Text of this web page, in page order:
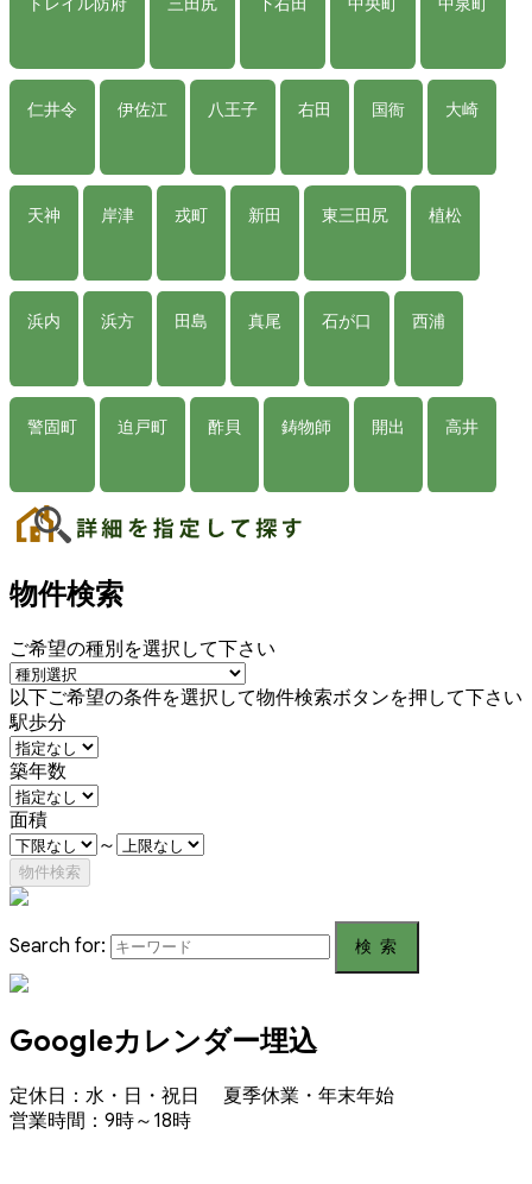
仁井令 伊佐江 八王子 右田 国衙 大崎
天神 岸津 戎町 新田 東三田尻 植松
浜内 浜方 田島 真尾 石が口 西浦
警固町 迫戸町 酢貝 鋳物師 開出 高井
物件検索
ご希望の種別を選択して下さい
以下ご希望の条件を選択して物件検索ボタンを押して下さい
駅歩分
築年数
面積
～
Search for:
Googleカレンダー埋込
定休日：水・日・祝日 夏季休業・年末年始
営業時間：9時～18時